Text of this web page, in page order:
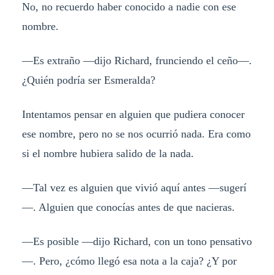
No, no recuerdo haber conocido a nadie con ese
nombre.
—Es extraño —dijo Richard, frunciendo el ceño—.
¿Quién podría ser Esmeralda?
Intentamos pensar en alguien que pudiera conocer
ese nombre, pero no se nos ocurrió nada. Era como
si el nombre hubiera salido de la nada.
—Tal vez es alguien que vivió aquí antes —sugerí
—. Alguien que conocías antes de que nacieras.
—Es posible —dijo Richard, con un tono pensativo
—. Pero, ¿cómo llegó esa nota a la caja? ¿Y por